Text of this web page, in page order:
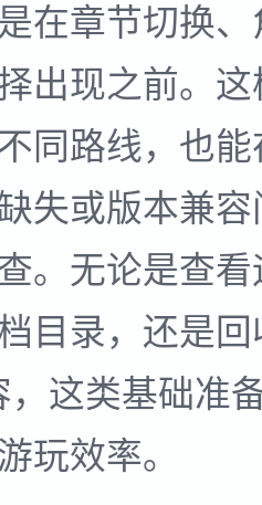
在章节切换
出现之前。
同路线，也
失或版本兼
。无论是查
目录，还是回
，这类基础准
玩效率。